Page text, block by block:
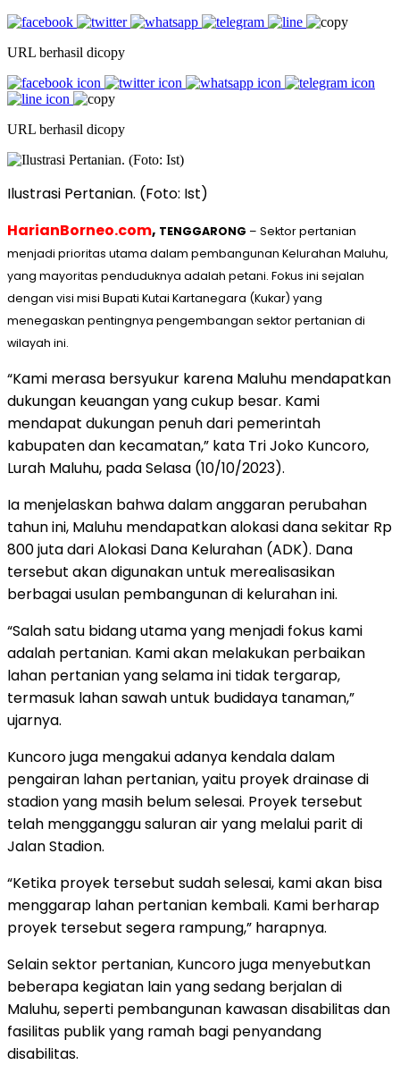
URL berhasil dicopy
URL berhasil dicopy
Ilustrasi Pertanian. (Foto: Ist)
HarianBorneo.com, TENGGARONG – Sektor pertanian
menjadi prioritas utama dalam pembangunan Kelurahan Maluhu,
yang mayoritas penduduknya adalah petani. Fokus ini sejalan
dengan visi misi Bupati Kutai Kartanegara (Kukar) yang
menegaskan pentingnya pengembangan sektor pertanian di
wilayah ini.
“Kami merasa bersyukur karena Maluhu mendapatkan
dukungan keuangan yang cukup besar. Kami
mendapat dukungan penuh dari pemerintah
kabupaten dan kecamatan,” kata Tri Joko Kuncoro,
Lurah Maluhu, pada Selasa (10/10/2023).
Ia menjelaskan bahwa dalam anggaran perubahan
tahun ini, Maluhu mendapatkan alokasi dana sekitar Rp
800 juta dari Alokasi Dana Kelurahan (ADK). Dana
tersebut akan digunakan untuk merealisasikan
berbagai usulan pembangunan di kelurahan ini.
“Salah satu bidang utama yang menjadi fokus kami
adalah pertanian. Kami akan melakukan perbaikan
lahan pertanian yang selama ini tidak tergarap,
termasuk lahan sawah untuk budidaya tanaman,”
ujarnya.
Kuncoro juga mengakui adanya kendala dalam
pengairan lahan pertanian, yaitu proyek drainase di
stadion yang masih belum selesai. Proyek tersebut
telah mengganggu saluran air yang melalui parit di
Jalan Stadion.
“Ketika proyek tersebut sudah selesai, kami akan bisa
menggarap lahan pertanian kembali. Kami berharap
proyek tersebut segera rampung,” harapnya.
Selain sektor pertanian, Kuncoro juga menyebutkan
beberapa kegiatan lain yang sedang berjalan di
Maluhu, seperti pembangunan kawasan disabilitas dan
fasilitas publik yang ramah bagi penyandang
disabilitas.